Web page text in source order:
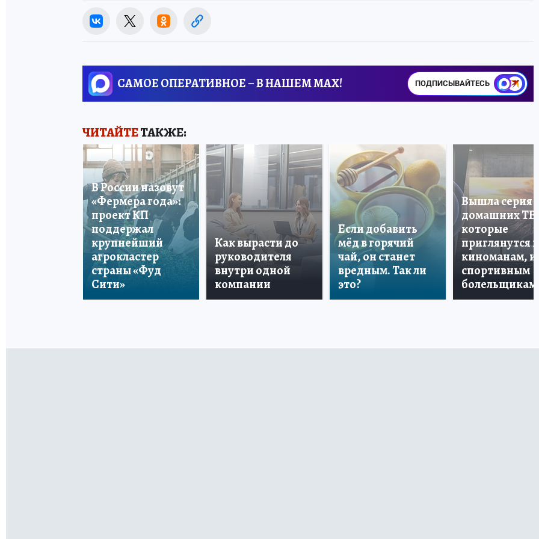
САМОЕ ОПЕРАТИВНОЕ – В НАШЕМ MAX! ПОДПИСЫВАЙТЕСЬ
ЧИТАЙТЕТАКЖЕ:
В России назовут
«Фермера года»:
проект КП
поддержал
крупнейший
агрокластер
страны «Фуд
Сити»
Как вырасти до
руководителя
внутри одной
компании
Если добавить
мёд в горячий
чай, он станет
вредным. Так ли
это?
Вышла серия
домашних ТВ,
которые
приглянутся и
киноманам, и
спортивным
болельщикам